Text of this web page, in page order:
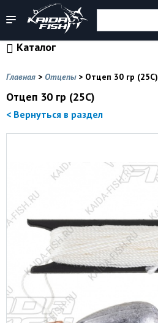
Каталог
Главная > Отцепы> Отцеп 30 гр (25С)
Отцеп 30 гр (25С)
< Вернуться в раздел